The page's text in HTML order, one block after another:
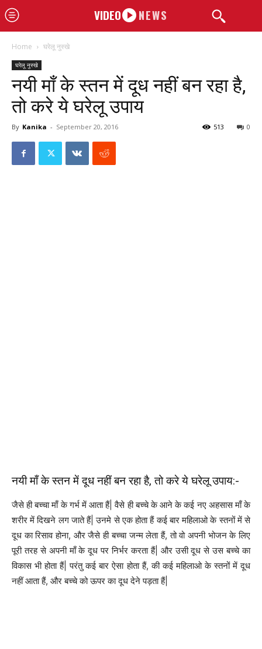
VIDEO NEWS
Home घरेलू नुस्खे
घरेलू नुस्खे
नयी माँ के स्तन में दूध नहीं बन रहा है,
तो करे ये घरेलू उपाय
By Kanika - September 20, 2016 0
513
नयी माँ के स्तन में दूध नहीं बन रहा है, तो करे ये घरेलू उपाय:-
जैसे ही बच्चा माँ के गर्भ में आता हैं| वैसे ही बच्चे के आने के कई नए अहसास माँ के
शरीर में दिखने लग जाते हैं| उनमे से एक होता हैं कई बार महिलाओ के स्तनों में से
दूध का रिसाव होना, और जैसे ही बच्चा जन्म लेता हैं, तो वो अपनी भोजन के लिए
पूरी तरह से अपनी माँ के दूध पर निर्भर करता हैं| और उसी दूध से उस बच्चे का
विकास भी होता हैं| परंतु कई बार ऐसा होता हैं, की कई महिलाओ के स्तनों में दूध
नहीं आता हैं, और बच्चे को ऊपर का दूध देने पड़ता हैं|